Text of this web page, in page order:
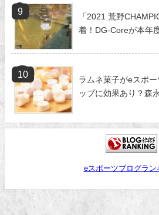
「2021 荒野
着！DG-Coreが本年
ラムネ菓子がeスポ
ップに効果あり？森
eスポーツブログラン